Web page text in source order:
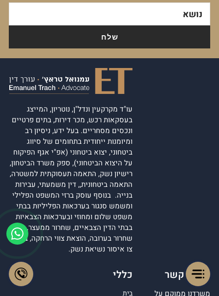
נושא
עו"ד מקרקעין ונדל"ן, נוטריון, המייצג
בעסקאות רכש, מכר דירות, בתים פרטיים
ונכסים מסחריים. בעל ידע, ניסיון רב
ומיומנות ייחודית בתחומים של סיווג
ביטחוני, יצוא ביטחוני (אפ"י אגף הפיקוח
על היצוא הביטחוני), ספק משרד הביטחון,
רישיון נשק, התאמה תעסוקתית למשטרה,
התאמה ביטחונית,, דין משמעתי, עבירות
בנייה. בנוסף עוסק ברזי המשפט הפלילי
ומשמש סנגור בערכאות הפליליות בבתי
משפט שלום ומחוזי ובערכאות הצבאיות
בבתי הדין הצבאיים, שחרור ממעצר,
שחרור בערובה, הוצאת צווי הרחקה, ביטול
צו איסור נשיאת נשק.
יצירת קשר
משרדנו ממוקם על
כללי
בית